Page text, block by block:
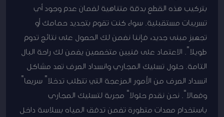
بتركيب هذه القطع بدقة متناهية لضمان عدم وجود أي
تسريبات مستقبلية. سواء كنت تقوم بتجديد حمامك أو
تجهيز مبنى جديد، فإننا نضمن لك الحصول على نتائج تدوم
طويلاً. الاعتماد على فنيين متخصصين يضمن لك راحة البال
التامة. حلول تسليك المجاري وانسداد الصرف تعد مشاكل
انسداد الصرف من الأمور المزعجة التي تتطلب تدخلاً سريعاً
وفعالاً. نحن نقدم حلولاً مجربة لتسليك المجاري
باستخدام معدات متطورة تضمن تدفق المياه بسلاسة داخل